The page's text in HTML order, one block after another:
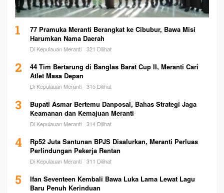
1
77 Pramuka Meranti Berangkat ke Cibubur, Bawa Misi
Harumkan Nama Daerah
Di Kepulauan Meranti 321 Dilihat
2
44 Tim Bertarung di Banglas Barat Cup II, Meranti Cari
Atlet Masa Depan
Di Kepulauan Meranti 315 Dilihat
3
Bupati Asmar Bertemu Danposal, Bahas Strategi Jaga
Keamanan dan Kemajuan Meranti
Di Kepulauan Meranti 314 Dilihat
4
Rp52 Juta Santunan BPJS Disalurkan, Meranti Perluas
Perlindungan Pekerja Rentan
Di Kepulauan Meranti 311 Dilihat
5
Ifan Seventeen Kembali Bawa Luka Lama Lewat Lagu
Baru Penuh Kerinduan